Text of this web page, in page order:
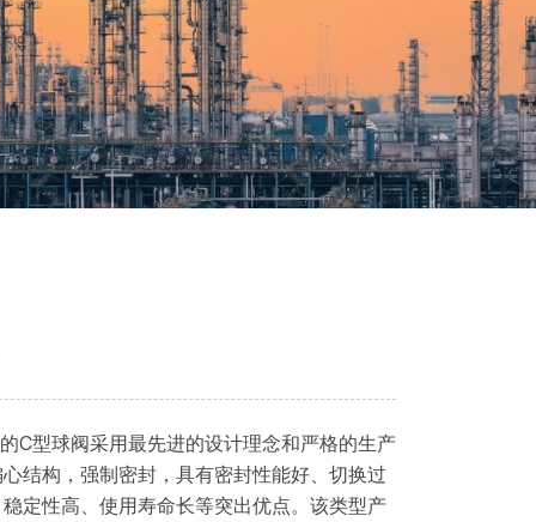
C型球阀采用最先进的设计理念和严格的生产
结构，强制密封，具有密封性能好、切换过
定性高、使用寿命长等突出优点。该类型产